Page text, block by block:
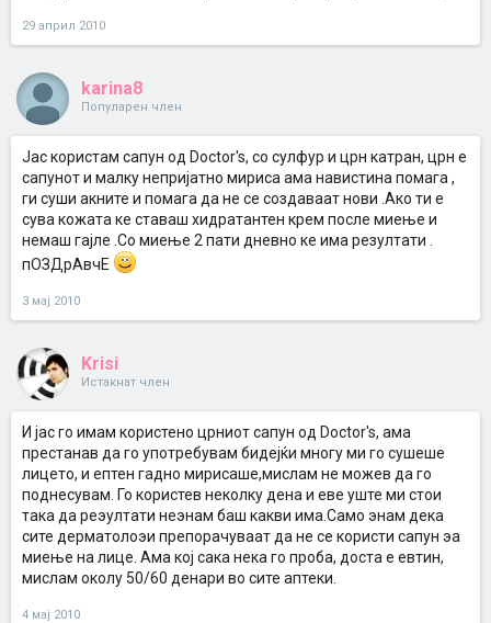
29 април 2010
karina8
Популарен член
Јас користам сапун од Doctor's, со сулфур и црн катран, црн е
сапунот и малку непријатно мириса ама навистина помага ,
ги суши акните и помага да не се создаваат нови .Ако ти е
сува кожата ке ставаш хидратантен крем после миење и
немаш гајле .Со миење 2 пати дневно ке има резултати .
пОЗДрАвчЕ
3 мај 2010
Krisi
Истакнат член
И јас го имам користено црниот сапун од Doctor's, ама
престанав да го употребувам бидејќи многу ми го сушеше
лицето, и ептен гадно мирисаше,мислам не можев да го
поднесувам. Го користев неколку дена и еве уште ми стои
така да реэултати неэнам баш какви има.Само энам дека
сите дерматолоэи препорачуваат да не се користи сапун эа
миење на лице. Ама кој сака нека го проба, доста е евтин,
мислам околу 50/60 денари во сите аптеки.
4 мај 2010